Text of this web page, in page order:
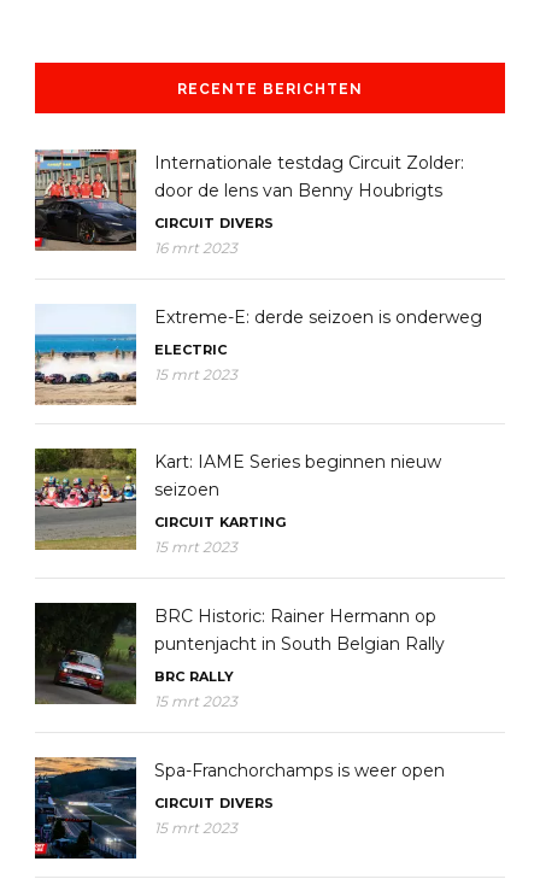
RECENTE BERICHTEN
Internationale testdag Circuit Zolder:
door de lens van Benny Houbrigts
CIRCUIT DIVERS
16 mrt 2023
Extreme-E: derde seizoen is onderweg
ELECTRIC
15 mrt 2023
Kart: IAME Series beginnen nieuw
seizoen
CIRCUIT KARTING
15 mrt 2023
BRC Historic: Rainer Hermann op
puntenjacht in South Belgian Rally
BRC RALLY
15 mrt 2023
Spa-Franchorchamps is weer open
CIRCUIT DIVERS
15 mrt 2023